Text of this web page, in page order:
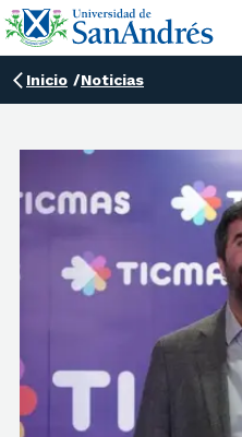
Inicio /Noticias